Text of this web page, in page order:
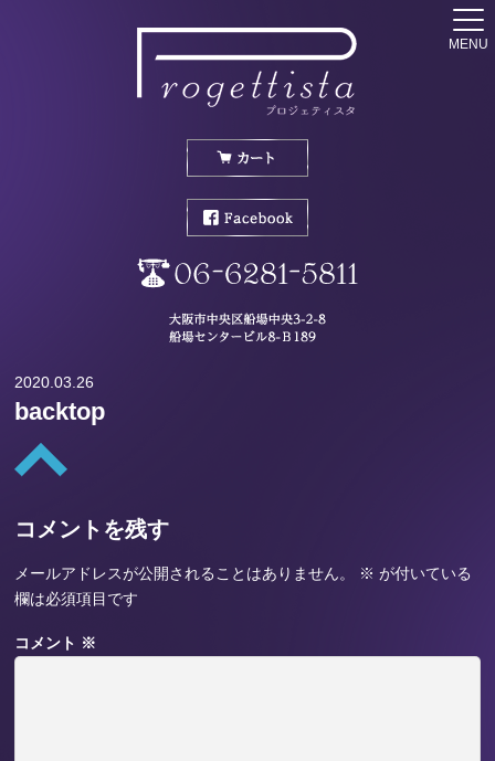
MENU
2020.03.26
backtop
コメントを残す
メールアドレスが公開されることはありません。 ※ が付いている
欄は必須項目です
コメント ※